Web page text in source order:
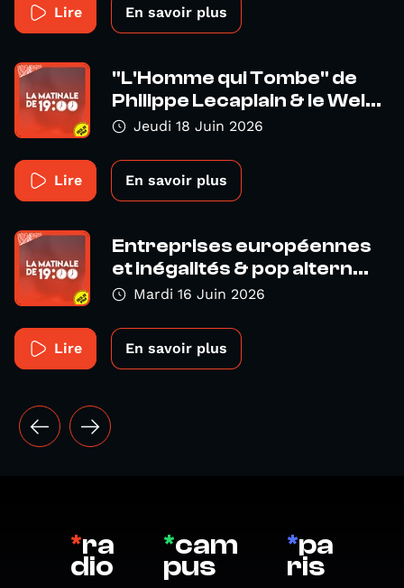
Lire En savoir plus
"L'Homme qui Tombe" de
Philippe Lecaplain & le Wel...
Jeudi 18 Juin 2026
Lire En savoir plus
Entreprises européennes
et inégalités & pop altern...
Mardi 16 Juin 2026
Lire En savoir plus
*ra
dio
*cam
pus
*pa
ris